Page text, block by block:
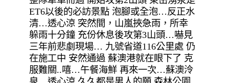
ET6以後的必訪景點 泡腳或全泡…反正水
清…透心涼 突然間，山嵐挾急雨，所幸
躲雨十分鐘 充份休息後攻第3山頭…嚇見
三年前悲劇現場… 九號省道116公里處 仍
在施工中 安然通過 蘇澳港就在眼下了 克
服難關..嘻…午餐海鮮 再來一次…蘇澳泠